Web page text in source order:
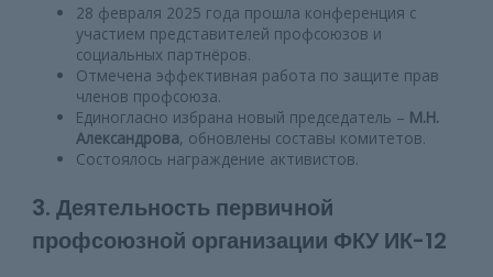
28 февраля 2025 года прошла конференция с
участием представителей профсоюзов и
социальных партнёров.
Отмечена эффективная работа по защите прав
членов профсоюза.
Единогласно избрана новый председатель – М.Н.
Александрова, обновлены составы комитетов.
Состоялось награждение активистов.
3. Деятельность первичной
профсоюзной организации ФКУ ИК-12